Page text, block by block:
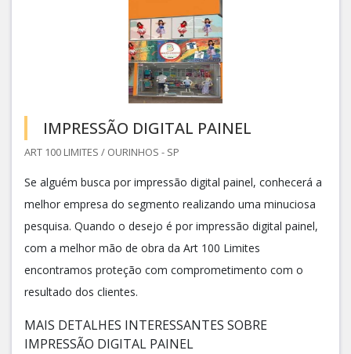
IMPRESSÃO DIGITAL PAINEL
ART 100 LIMITES / OURINHOS - SP
Se alguém busca por impressão digital painel, conhecerá a
melhor empresa do segmento realizando uma minuciosa
pesquisa. Quando o desejo é por impressão digital painel,
com a melhor mão de obra da Art 100 Limites
encontramos proteção com comprometimento com o
resultado dos clientes.
MAIS DETALHES INTERESSANTES SOBRE
IMPRESSÃO DIGITAL PAINEL